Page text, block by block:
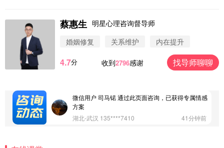
蔡惠生 明星心理咨询督导师
婚姻修复
关系维护 内在提升
4.7分 收到2796感谢 找导师聊聊
微信用户 巧?媚儿 通过此页面咨询，已获得专属情感
方案
微信用户 Liberty 通过此页面咨询，已获得专属情感
微信用户 司马锘 通过此页面咨询，已获得专属情感
方案
湖北-武汉 135****7410
41分钟前